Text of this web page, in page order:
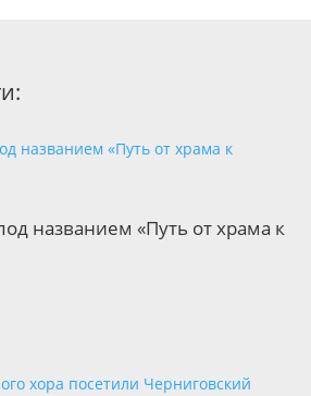
названием «Путь от храма к